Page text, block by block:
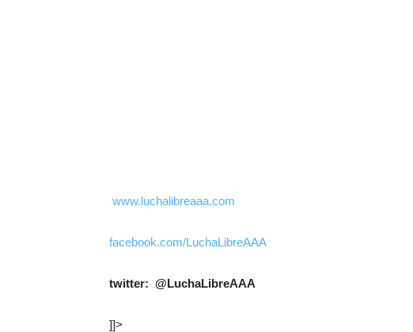
www.luchalibreaaa.com
facebook.com/LuchaLibreAAA
twitter: @LuchaLibreAAA
]]>